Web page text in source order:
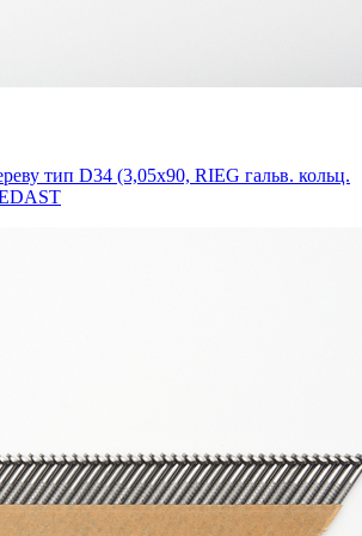
тип D34 (3,05х90, RIEG гальв. кольц.